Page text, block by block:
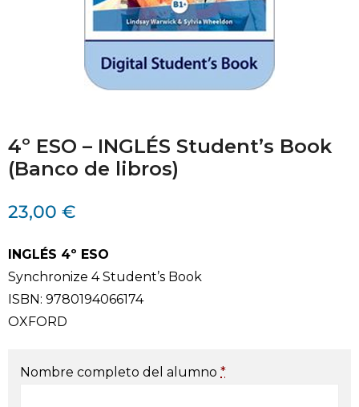
4º ESO – INGLÉS Student’s Book
(Banco de libros)
23,00 €
INGLÉS 4º ESO
Synchronize 4 Student’s Book
ISBN: 9780194066174
OXFORD
Nombre completo del alumno *